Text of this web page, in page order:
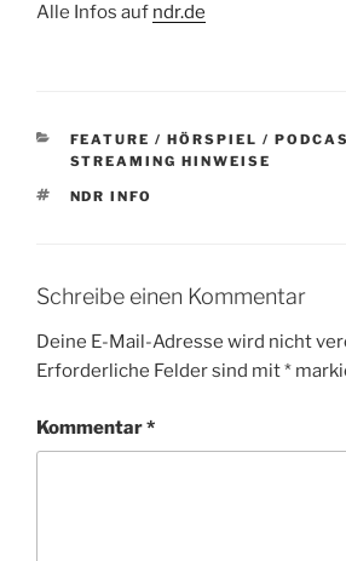
Alle Infos auf ndr.de
KATEGORIEN
FEATURE / HÖRSPIEL /
STREAMING HINWEISE
SCHLAGWÖRTER
NDR INFO
Schreibe einen Kommentar
Deine E-Mail-Adresse wird nicht
Erforderliche Felder sind mit*
Kommentar*